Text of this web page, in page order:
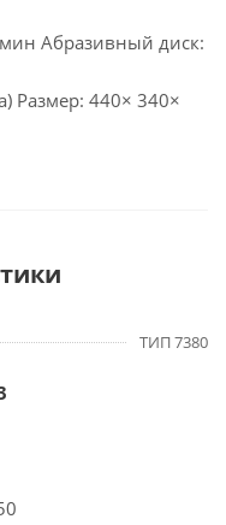
Абразивный диск:
Размер: 440× 340×
ТИП 7380